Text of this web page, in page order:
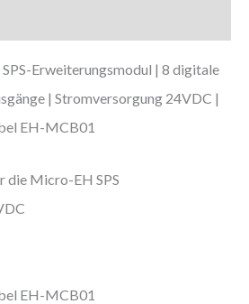
Erweiterungsmodul | 8 digitale
| Stromversorgung 24VDC |
EH-MCB01
die Micro-EH SPS
EH-MCB01